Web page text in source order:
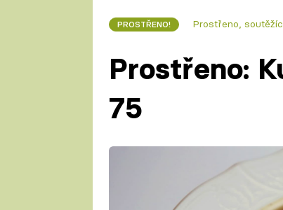
KUCHAŘKA
PROSTŘENO! Prostřeno,
Prostřeno:
75